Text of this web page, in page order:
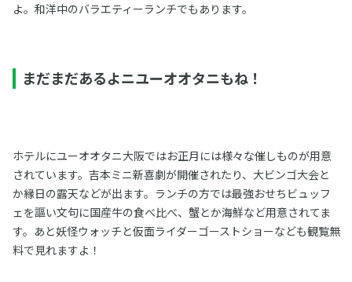
よ。和洋中のバラエティーランチでもあります。
まだまだあるよニユーオオタニもね！
ホテルにユーオオタニ大阪ではお正月には様々な催しものが用意
されています。吉本ミニ新喜劇が開催されたり、大ビンゴ大会と
か縁日の露天などが出ます。ランチの方では最強おせちビュッフ
ェを謳い文句に国産牛の食べ比べ、蟹とか海鮮など用意されてま
す。あと妖怪ウォッチと仮面ライダーゴーストショーなども観覧無
料で見れますよ！